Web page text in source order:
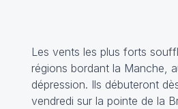
Les vents les plus forts
régions bordant la Manche,
dépression. Ils débuteront
vendredi sur la pointe de la